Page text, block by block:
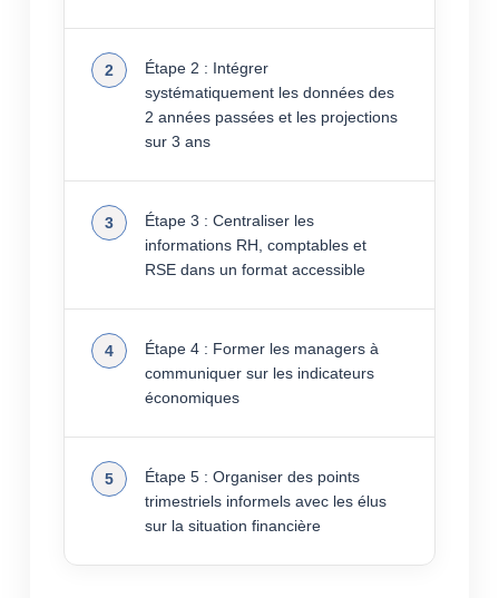
Étape 2 : Intégrer
systématiquement les données des
2 années passées et les projections
sur 3 ans
Étape 3 : Centraliser les
informations RH, comptables et
RSE dans un format accessible
Étape 4 : Former les managers à
communiquer sur les indicateurs
économiques
Étape 5 : Organiser des points
trimestriels informels avec les élus
sur la situation financière